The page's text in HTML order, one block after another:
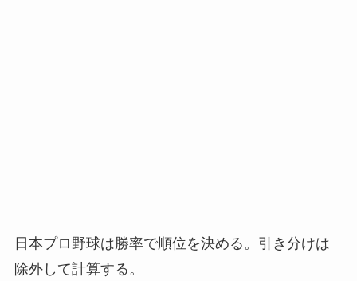
日本プロ野球は勝率で順位を決める。引き分けは
除外して計算する。